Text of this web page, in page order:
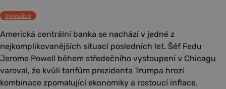
Investice
Americká centrální banka se nachází v jedné z
nejkomplikovanějších situací posledních let. Šéf Fedu
Jerome Powell během středečního vystoupení v Chicagu
varoval, že kvůli tarifům prezidenta Trumpa hrozí
kombinace zpomalující ekonomiky a rostoucí inflace.